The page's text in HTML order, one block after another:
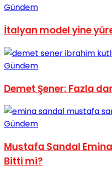
Gündem
İtalyan model yine
Gündem
Demet Şener: Fazla
Gündem
Mustafa Sandal Emina
Bitti mi?